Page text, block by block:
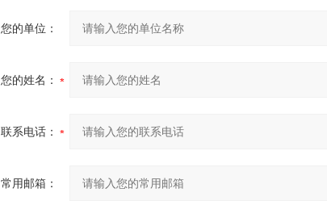
您的单位：
您的姓名：
联系电话：
常用邮箱：